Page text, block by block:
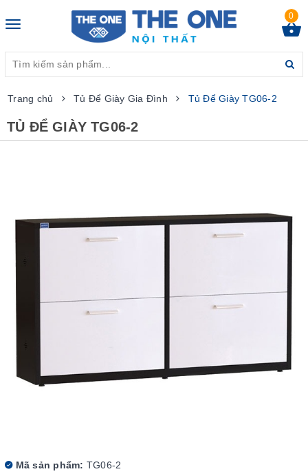
Toggle
0
Trang chủ Tủ Để Giày Gia Đình Tủ Để Giày TG06-2
TỦ ĐỂ GIÀY TG06-2
Mã sản phẩm: TG06-2